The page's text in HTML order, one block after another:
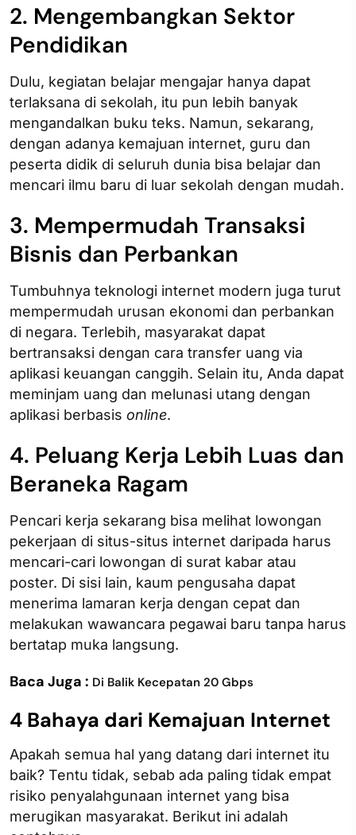
2. Mengembangkan Sektor
Pendidikan
Dulu, kegiatan belajar mengajar hanya dapat
terlaksana di sekolah, itu pun lebih banyak
mengandalkan buku teks. Namun, sekarang,
dengan adanya kemajuan internet, guru dan
peserta didik di seluruh dunia bisa belajar dan
mencari ilmu baru di luar sekolah dengan mudah.
3. Mempermudah Transaksi
Bisnis dan Perbankan
Tumbuhnya teknologi internet modern juga turut
mempermudah urusan ekonomi dan perbankan
di negara. Terlebih, masyarakat dapat
bertransaksi dengan cara transfer uang via
aplikasi keuangan canggih. Selain itu, Anda dapat
meminjam uang dan melunasi utang dengan
aplikasi berbasis online.
4. Peluang Kerja Lebih Luas dan
Beraneka Ragam
Pencari kerja sekarang bisa melihat lowongan
pekerjaan di situs-situs internet daripada harus
mencari-cari lowongan di surat kabar atau
poster. Di sisi lain, kaum pengusaha dapat
menerima lamaran kerja dengan cepat dan
melakukan wawancara pegawai baru tanpa harus
bertatap muka langsung.
Baca Juga : Di Balik Kecepatan 20 Gbps
4 Bahaya dari Kemajuan Internet
Apakah semua hal yang datang dari internet itu
baik? Tentu tidak, sebab ada paling tidak empat
risiko penyalahgunaan internet yang bisa
merugikan masyarakat. Berikut ini adalah